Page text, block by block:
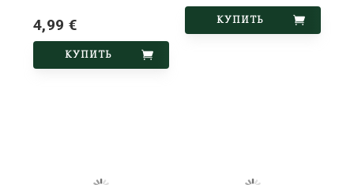
4,99 €
КУПИТЬ
КУПИТЬ